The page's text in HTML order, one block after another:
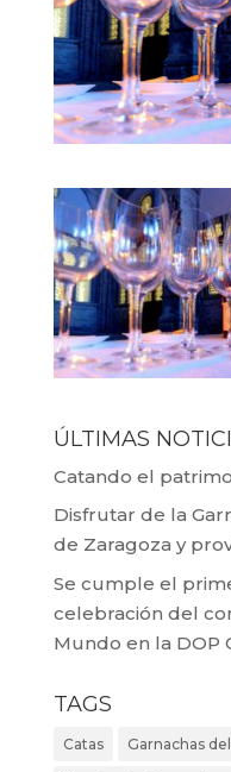
ÚLTIMAS
Catando el
Disfrutar de la
de Zaragoza y
Se cumple el
celebración del
Mundo en la DOP
TAGS
Catas Garnachas